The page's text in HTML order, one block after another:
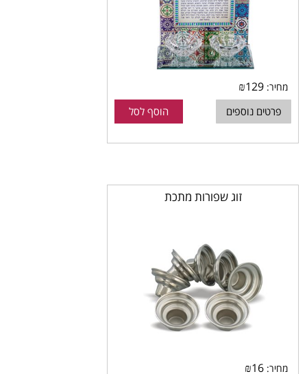
מחיר: ₪129
פרטים נוספים הוסף לסל
זוג שפורות מתכת
מחיר: ₪16